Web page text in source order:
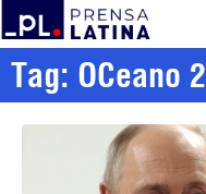
Tag: OCeano